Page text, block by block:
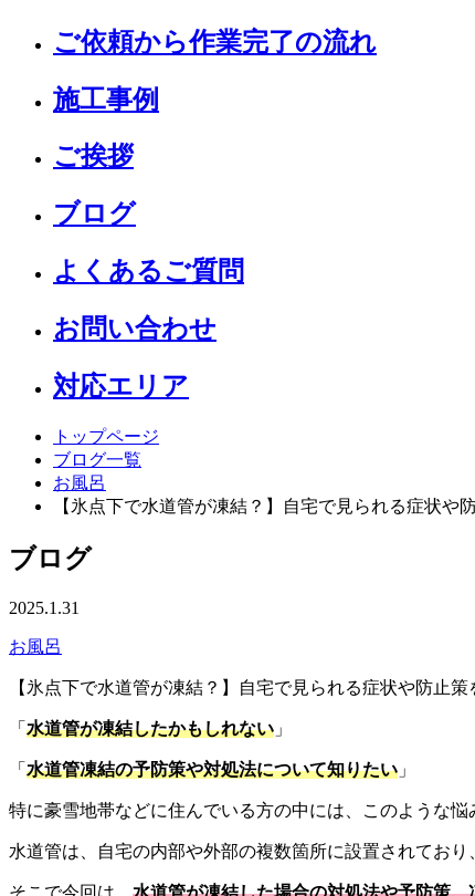
ご依頼から作業完了の流れ
施工事例
ご挨拶
ブログ
よくあるご質問
お問い合わせ
対応エリア
トップページ
ブログ一覧
お風呂
【氷点下で水道管が凍結？】自宅で見られる症状や
ブログ
2025.1.31
お風呂
【氷点下で水道管が凍結？】自宅で見られる症状や防止策
「 水道管が凍結したかもしれない 」
「 水道管凍結の予防策や対処法について知りたい 」
特に豪雪地帯などに住んでいる方の中には、このような
水道管は、自宅の内部や外部の複数箇所に設置されてお
そこで今回は、 水道管が凍結した場合の対処法や予防策